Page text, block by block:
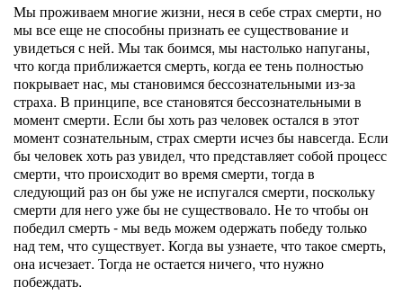
Мы проживаем многие жизни, неся в себе страх смерти, но
мы все еще не способны признать ее существование и
увидеться с ней. Мы так боимся, мы настолько напуганы,
что когда приближается смерть, когда ее тень полностью
покрывает нас, мы становимся бессознательными из-за
страха. В принципе, все становятся бессознательными в
момент смерти. Если бы хоть раз человек остался в этот
момент сознательным, страх смерти исчез бы навсегда. Если
бы человек хоть раз увидел, что представляет собой процесс
смерти, что происходит во время смерти, тогда в
следующий раз он бы уже не испугался смерти, поскольку
смерти для него уже бы не существовало. Не то чтобы он
победил смерть - мы ведь можем одержать победу только
над тем, что существует. Когда вы узнаете, что такое смерть,
она исчезает. Тогда не остается ничего, что нужно
побеждать.